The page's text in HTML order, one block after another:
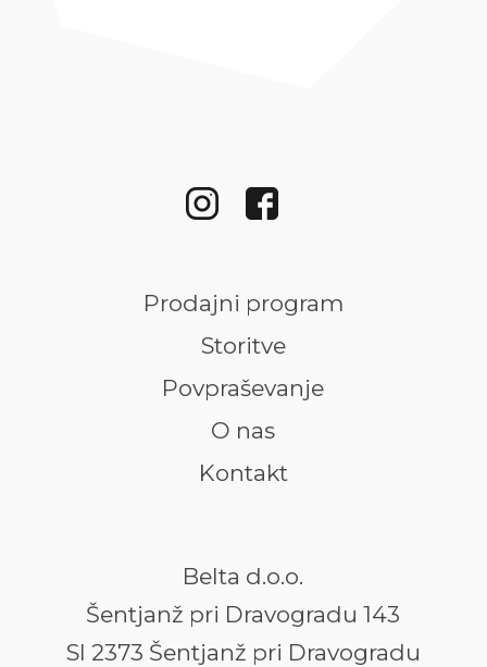
Prodajni program
Storitve
Povpraševanje
O nas
Kontakt
Belta d.o.o.
Šentjanž pri Dravogradu 143
SI 2373 Šentjanž pri Dravogradu